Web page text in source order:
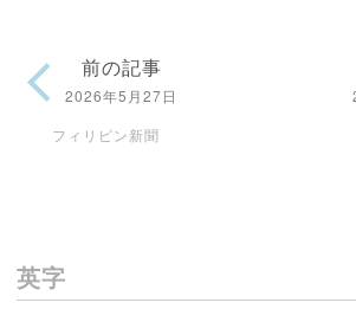
前の記事
2026年5月27日
フィリピン新聞
英字